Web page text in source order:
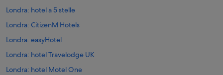
Londra: hotel a 5 stelle
Londra: CitizenM Hotels
Londra: easyHotel
Londra: hotel Travelodge UK
Londra: hotel Motel One